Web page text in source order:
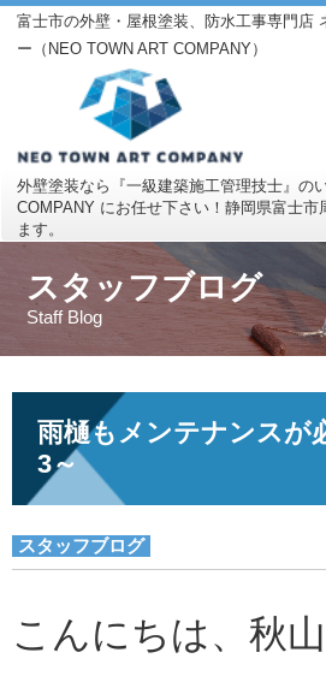
富士市の外壁・屋根塗装、防水工事専門店
ー（NEO TOWN ART COMPANY）
外壁塗装なら『一級建築施工管理技士』の
COMPANY にお任せ下さい！静岡県富士市
ます。
スタッフブログ
Staff Blog
雨樋もメンテナンス
3～
スタッフブログ
こんにちは、秋山